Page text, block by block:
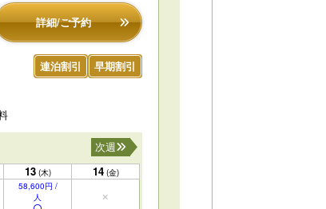
詳細/ご予約
連泊割引
早期割引
次週
13 (木) 14 (金)
58,600円 /
人